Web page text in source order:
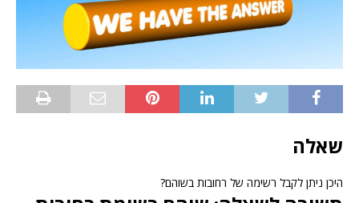
שאלה
היכן ניתן לקבל רשימה של רחובות בשוהם?